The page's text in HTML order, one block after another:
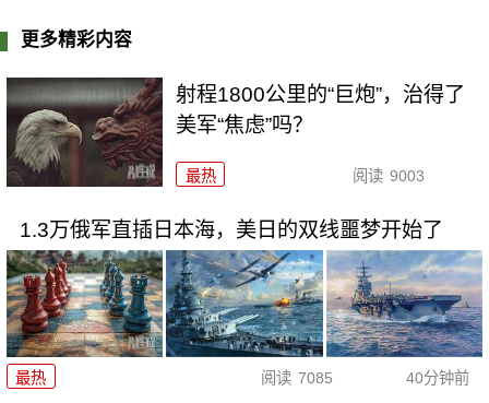
更多精彩内容
射程1800公里的“巨炮”，治得了
美军“焦虑”吗？
最热 阅读 9003
1.3万俄军直插日本海，美日的双线噩梦开始了
最热 阅读 7085 40分钟前